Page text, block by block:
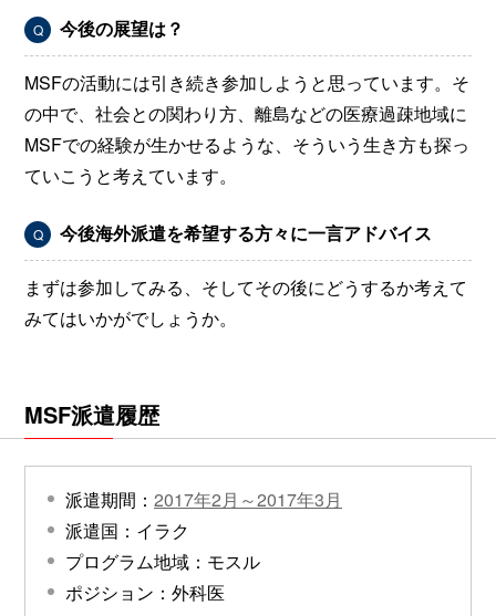
Q 今後の展望は？
MSFの活動には引き続き参加しようと思っています。そ
の中で、社会との関わり方、離島などの医療過疎地域に
MSFでの経験が生かせるような、そういう生き方も探っ
ていこうと考えています。
Q 今後海外派遣を希望する方々に一言アドバイス
まずは参加してみる、そしてその後にどうするか考えて
みてはいかがでしょうか。
MSF派遣履歴
派遣期間： 2017年2月～2017年3月
派遣国：イラク
プログラム地域：モスル
ポジション：外科医